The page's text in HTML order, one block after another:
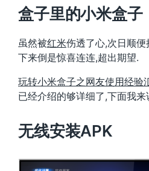
盒子里的小米盒子
虽然被红米伤透了心,次日顺
下来倒是惊喜连连,超出期望.
玩转小米盒子之网友使用经验
已经介绍的够详细了,下面我
无线安装APK